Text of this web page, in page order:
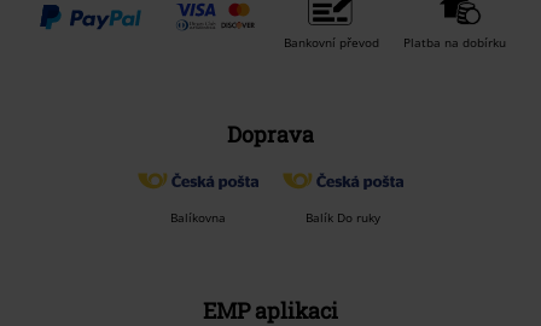
Bankovní převod Platba na dobírku
Doprava
Balíkovna Balík Do ruky
EMP aplikaci